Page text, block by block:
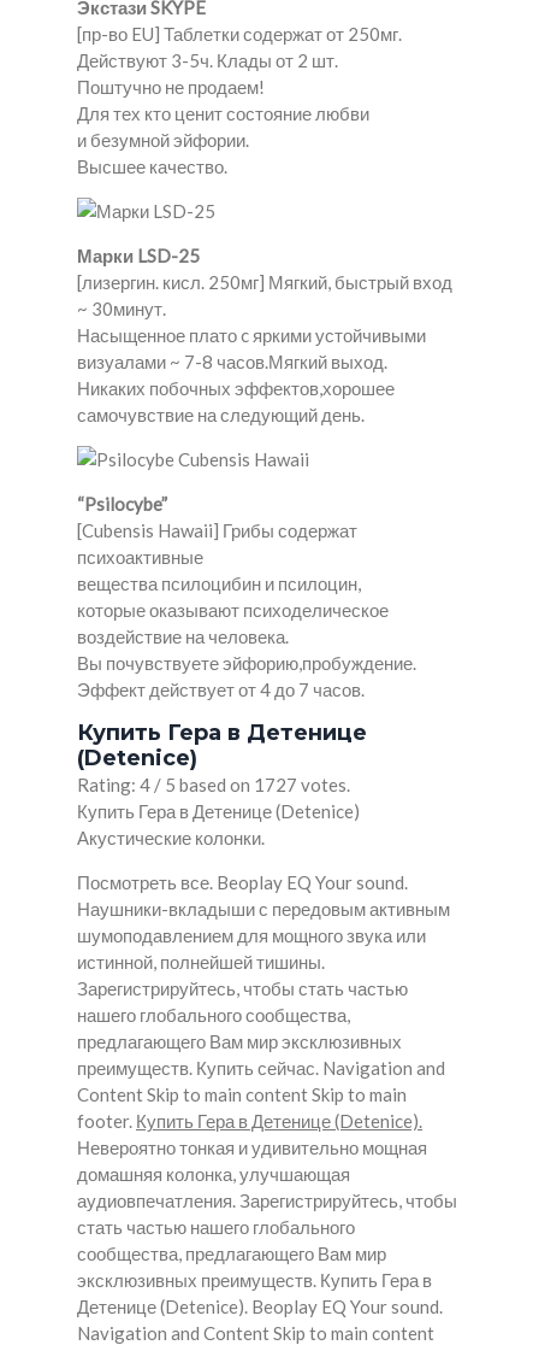
Экстази SKYPE
[пр-во EU] Таблетки содержат от 250мг.
Действуют 3-5ч. Клады от 2 шт.
Поштучно не продаем!
Для тех кто ценит состояние любви
и безумной эйфории.
Высшее качество.
Марки LSD-25
[лизергин. кисл. 250мг] Мягкий, быстрый вход
~ 30минут.
Насыщенное плато c яркими устойчивыми
визуалами ~ 7-8 часов.Мягкий выход.
Никаких побочных эффектов,хорошее
самочувствие на следующий день.
“Psilocybe”
[Cubensis Hawaii] Грибы содержат
психоактивные
вещества псилоцибин и псилоцин,
которые оказывают психоделическое
воздействие на человека.
Вы почувствуете эйфорию,пробуждение.
Эффект действует от 4 до 7 часов.
Купить Гера в Детенице
(Detenice)
Rating: 4 / 5 based on 1727 votes.
Купить Гера в Детенице (Detenice)
Акустические колонки.
Посмотреть все. Beoplay EQ Your sound.
Наушники-вкладыши с передовым активным
шумоподавлением для мощного звука или
истинной, полнейшей тишины.
Зарегистрируйтесь, чтобы стать частью
нашего глобального сообщества,
предлагающего Вам мир эксклюзивных
преимуществ. Купить сейчас. Navigation and
Content Skip to main content Skip to main
footer. Купить Гера в Детенице (Detenice).
Невероятно тонкая и удивительно мощная
домашняя колонка, улучшающая
аудиовпечатления. Зарегистрируйтесь, чтобы
стать частью нашего глобального
сообщества, предлагающего Вам мир
эксклюзивных преимуществ. Купить Гера в
Детенице (Detenice). Beoplay EQ Your sound.
Navigation and Content Skip to main content